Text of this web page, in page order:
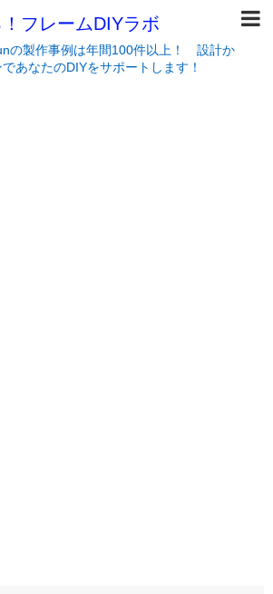
フレームDIYラボ
の製作事例は年間100件以上！ 設計か
あなたのDIYをサポートします！